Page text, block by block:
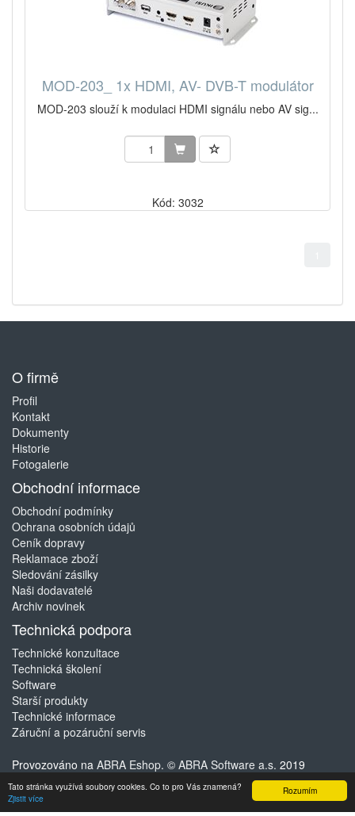
Rozumím
Tato stránka využívá soubory cookies. Co to pro Vás znamená?
Zjistit více
MOD-203_ 1x HDMI, AV- DVB-T modulátor
MOD-203 slouží k modulaci HDMI signálu nebo AV sig...
Kód: 3032
O firmě
Profil
Kontakt
Dokumenty
Historie
Fotogalerie
Obchodní informace
Obchodní podmínky
Ochrana osobních údajů
Ceník dopravy
Reklamace zboží
Sledování zásilky
Naši dodavatelé
Archiv novinek
Technická podpora
Technické konzultace
Technická školení
Software
Starší produkty
Technické informace
Záruční a pozáruční servis
Provozováno na ABRA Eshop. © ABRA Software a.s. 2019